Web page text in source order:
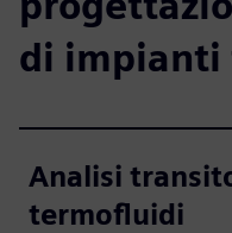
di
Analisi
termofluidi